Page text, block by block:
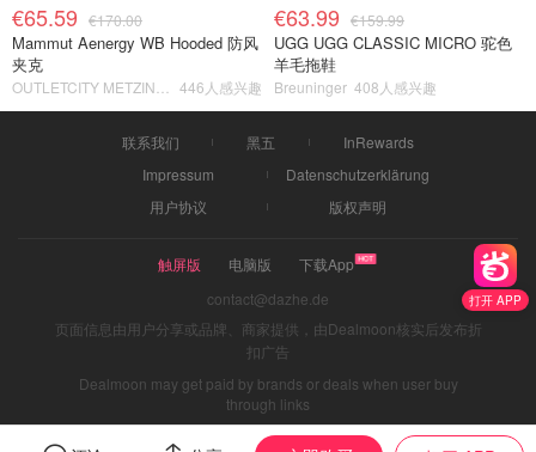
打开 APP
€65.59 €170.00
Mammut Aenergy WB Hooded 防风
夹克
446人感兴趣
€63.99 €159.99
UGG UGG CLASSIC MICRO 驼色
羊毛拖鞋
Breuninger 408人感兴趣
联系我们 黑五
InRewards
Impressum
Datenschutzerklärung
用户协议
版权声明
触屏版 电脑版
下载App
contact@dazhe.de
页面信息由用户分享或品牌、商家提供，由Dealmoon核实后发布折
扣广告
Dealmoon may get paid by brands or deals when user buy
through links